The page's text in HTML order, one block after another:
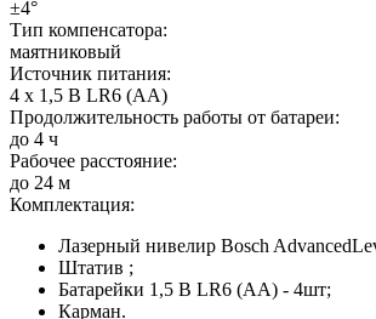
±4°
Тип компенсатора:
маятниковый
Источник питания:
4 x 1,5 В LR6 (AA)
Продолжительность работы от батареи:
до 4 ч
Рабочее расстояние:
до 24 м
Комплектация:
Лазерный нивелир Bosch
Штатив ;
Батарейки 1,5 В LR6 (AA) - 4шт;
Карман.